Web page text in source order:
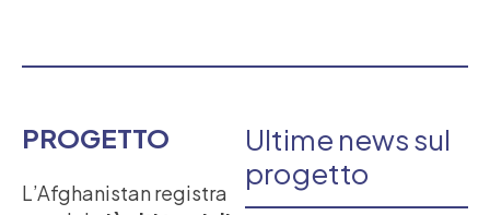
PROGETTO
L’Afghanistan registra
Ultime news sul
progetto